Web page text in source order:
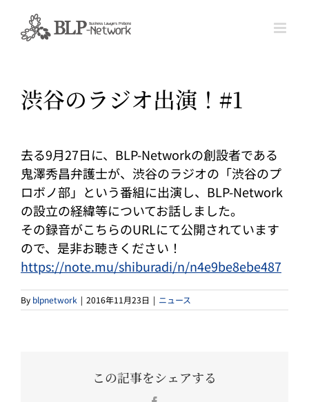
content
渋谷のラジオ出演！#1
去る9月27日に、BLP-Networkの創設者である
鬼澤秀昌弁護士が、渋谷のラジオの「渋谷のプ
ロボノ部」という番組に出演し、BLP-Network
の設立の経緯等についてお話しました。
その録音がこちらのURLにて公開されています
ので、是非お聴きください！
https://note.mu/shiburadi/n/n4e9be8ebe487
By blpnetwork | 2016年11月23日 | ニュース
この記事をシェアする